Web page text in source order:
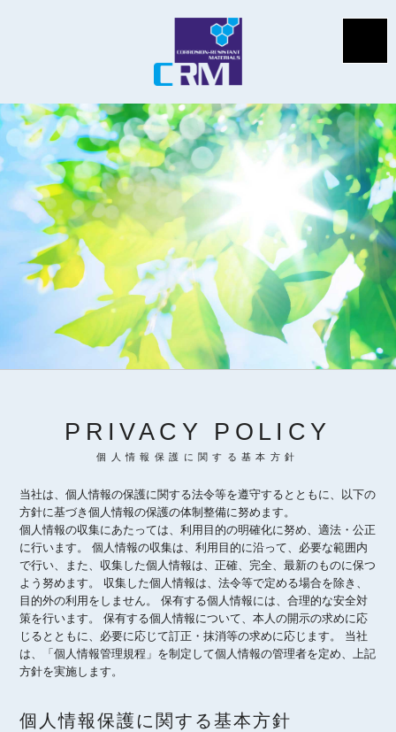
PRIVACY POLICY
個人情報保護に関する基本方針
当社は、個人情報の保護に関する法令等を遵守するとともに、以下の
方針に基づき個人情報の保護の体制整備に努めます。
個人情報の収集にあたっては、利用目的の明確化に努め、適法・公正
に行います。 個人情報の収集は、利用目的に沿って、必要な範囲内
で行い、また、収集した個人情報は、正確、完全、最新のものに保つ
よう努めます。 収集した個人情報は、法令等で定める場合を除き、
目的外の利用をしません。 保有する個人情報には、合理的な安全対
策を行います。 保有する個人情報について、本人の開示の求めに応
じるとともに、必要に応じて訂正・抹消等の求めに応じます。 当社
は、「個人情報管理規程」を制定して個人情報の管理者を定め、上記
方針を実施します。
個人情報保護に関する基本方針